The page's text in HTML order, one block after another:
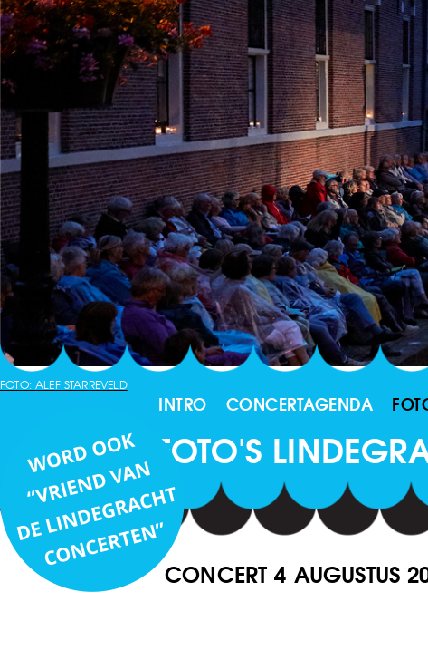
FOTO: ALEF STARREVELD
INTRO CONCERTAGENDA
FOTO'S
CONCERT 4 AUGUSTUS